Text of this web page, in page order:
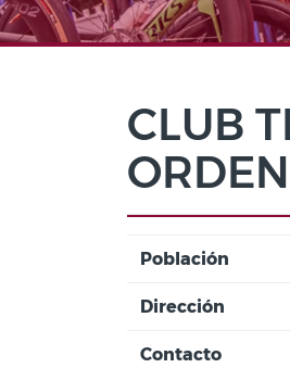
CLUB
Población
Dirección
Contacto